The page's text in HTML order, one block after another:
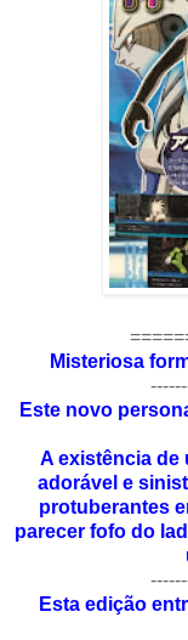
Misteriosa
Este novo
A existência de
adorável e
protuberantes
parecer fofo do
Esta edição